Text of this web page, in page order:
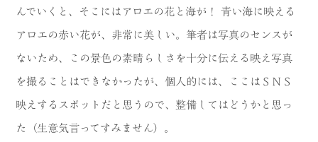
んでいくと、そこにはアロエの花と海が！ 青い海に映える
アロエの赤い花が、非常に美しい。筆者は写真のセンスが
ないため、この景色の素晴らしさを十分に伝える映え写真
を撮ることはできなかったが、個人的には、ここはＳＮＳ
映えするスポットだと思うので、整備してはどうかと思っ
た（生意気言ってすみません）。